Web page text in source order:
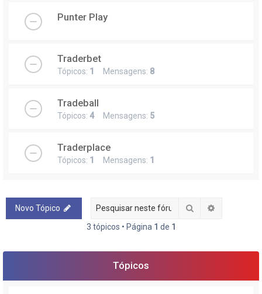
Punter Play
Traderbet
Tópicos: 1 Mensagens: 8
Tradeball
Tópicos: 4Mensagens: 5
Traderplace
Tópicos: 1 Mensagens: 1
Novo Tópico Pesquisar
3 tópicos • Página 1 de 1
Tópicos